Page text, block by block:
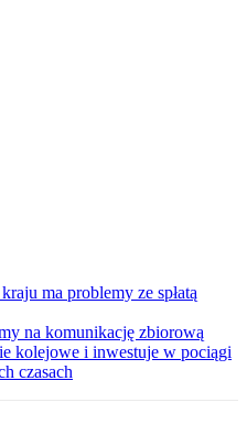
ma problemy ze spłatą
na komunikację zbiorową
kolejowe i inwestuje w pociągi
czasach